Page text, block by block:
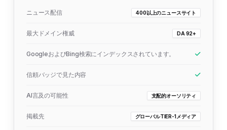
ニュース配信 400以上のニュースサイト
最大ドメイン権威 DA 92+
GoogleおよびBing検索にインデックスされています。
信頼バッジで見た内容
AI言及の可能性 支配的オーソリティ
掲載先 グローバルTIER-1メディア